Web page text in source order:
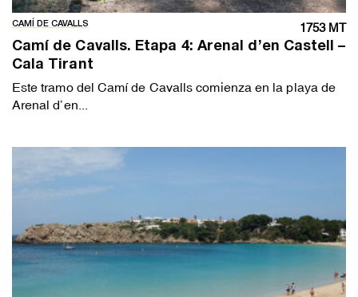
CAMÍ DE CAVALLS 1753 MT
Camí de Cavalls. Etapa 4: Arenal d’en Castell –
Cala Tirant
Este tramo del Camí de Cavalls comienza en la playa de
Arenal d’en...